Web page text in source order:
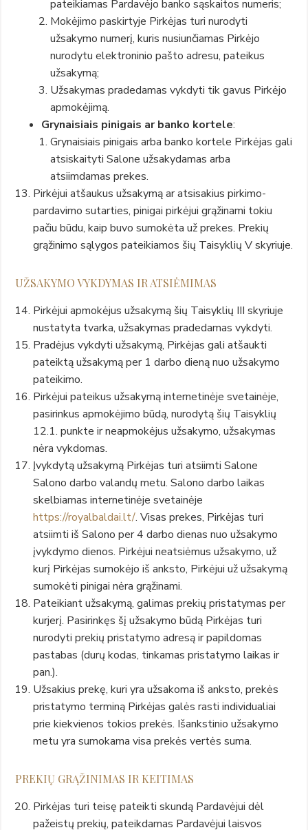
pateikiamas Pardavėjo banko sąskaitos numeris;
Mokėjimo paskirtyje Pirkėjas turi nurodyti
užsakymo numerį, kuris nusiunčiamas Pirkėjo
nurodytu elektroninio pašto adresu, pateikus
užsakymą;
Užsakymas pradedamas vykdyti tik gavus Pirkėjo
apmokėjimą.
Grynaisiais pinigais ar banko kortele:
Grynaisiais pinigais arba banko kortele Pirkėjas gali
atsiskaityti Salone užsakydamas arba
atsiimdamas prekes.
Pirkėjui atšaukus užsakymą ar atsisakius pirkimo-
pardavimo sutarties, pinigai pirkėjui grąžinami tokiu
pačiu būdu, kaip buvo sumokėta už prekes. Prekių
grąžinimo sąlygos pateikiamos šių Taisyklių V skyriuje.
UŽSAKYMO VYKDYMAS IR ATSIĖMIMAS
Pirkėjui apmokėjus užsakymą šių Taisyklių III skyriuje
nustatyta tvarka, užsakymas pradedamas vykdyti.
Pradėjus vykdyti užsakymą, Pirkėjas gali atšaukti
pateiktą užsakymą per 1 darbo dieną nuo užsakymo
pateikimo.
Pirkėjui pateikus užsakymą internetinėje svetainėje,
pasirinkus apmokėjimo būdą, nurodytą šių Taisyklių
12.1. punkte ir neapmokėjus užsakymo, užsakymas
nėra vykdomas.
Įvykdytą užsakymą Pirkėjas turi atsiimti Salone
Salono darbo valandų metu. Salono darbo laikas
skelbiamas internetinėje svetainėje
https://royalbaldai.lt/. Visas prekes, Pirkėjas turi
atsiimti iš Salono per 4 darbo dienas nuo užsakymo
įvykdymo dienos. Pirkėjui neatsiėmus užsakymo, už
kurį Pirkėjas sumokėjo iš anksto, Pirkėjui už užsakymą
sumokėti pinigai nėra grąžinami.
Pateikiant užsakymą, galimas prekių pristatymas per
kurjerį. Pasirinkęs šį užsakymo būdą Pirkėjas turi
nurodyti prekių pristatymo adresą ir papildomas
pastabas (durų kodas, tinkamas pristatymo laikas ir
pan.).
Užsakius prekę, kuri yra užsakoma iš anksto, prekės
pristatymo terminą Pirkėjas galės rasti individualiai
prie kiekvienos tokios prekės. Išankstinio užsakymo
metu yra sumokama visa prekės vertės suma.
PREKIŲ GRĄŽINIMAS IR KEITIMAS
Pirkėjas turi teisę pateikti skundą Pardavėjui dėl
pažeistų prekių, pateikdamas Pardavėjui laisvos